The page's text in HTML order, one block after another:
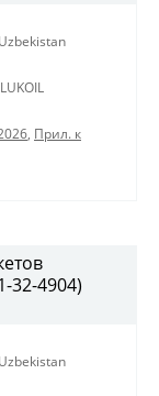
, Прил. к
32-4904)